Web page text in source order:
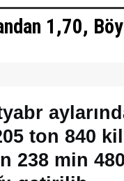
1,70,
ton 840
238 min